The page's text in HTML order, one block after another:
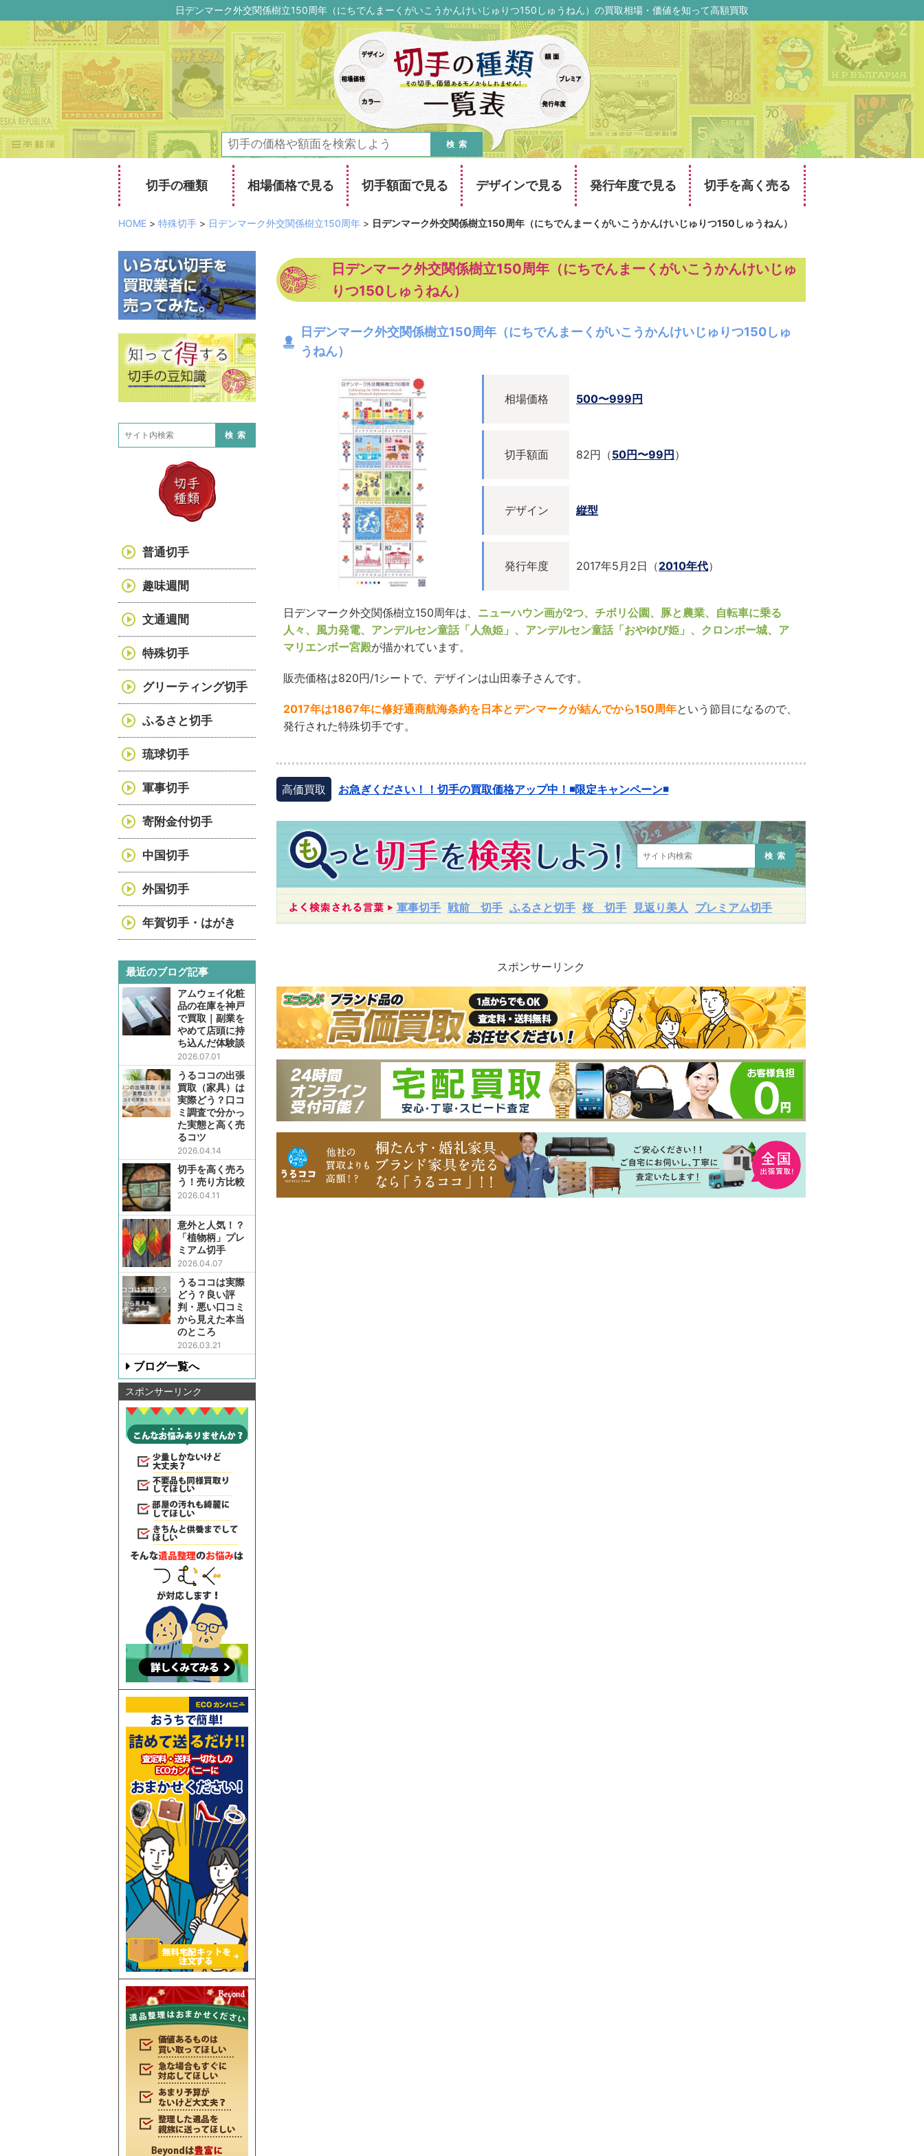
日デンマーク外交関係樹立150周年（にちでんまーくがいこうかんけいじゅりつ150しゅうねん）の買取相場・価値を知って高額買取
検索
切手の種類 相場価格で見る 切手額面で見る デザインで見る 発行年度で見る 切手を高く売る
HOME > 特殊切手 > 日デンマーク外交関係樹立150周年 > 日デンマーク外交関係樹立150周年（にちでんまーくがいこうかんけいじゅりつ150しゅうねん）
日デンマーク外交関係樹立150周年（にちでんまーくがいこうかんけいじゅ
りつ150しゅうねん）
日デンマーク外交関係樹立150周年（にちでんまーくがいこうかんけいじゅりつ150しゅ
うねん）
相場価格 500〜999円
切手額面 82円（50円〜99円 ）
デザイン 縦型
発行年度 2017年5月2日（2010年代）
日デンマーク外交関係樹立150周年は、 ニューハウン画が2つ、チボリ公園、豚と農業、自転車に乗る
人々、風力発電、アンデルセン童話「人魚姫」、アンデルセン童話「おやゆび姫」、クロンボー城、ア
マリエンボー宮殿が描かれています。
販売価格は820円/1シートで、デザインは山田泰子さんです。
2017年は1867年に修好通商航海条約を日本とデンマークが結んでから150周年という節目になるので、
発行された特殊切手です。
高価買取 お急ぎください！！切手の買取価格アップ中！◾️限定キャンペーン◾️
検索
軍事切手 戦前 切手 ふるさと切手 桜 切手 見返り美人 プレミアム切手
スポンサーリンク
検索
普通切手
趣味週間
文通週間
特殊切手
グリーティング切手
ふるさと切手
琉球切手
軍事切手
寄附金付切手
中国切手
外国切手
年賀切手・はがき
最近のブログ記事
アムウェイ化粧
品の在庫を神戸
で買取｜副業を
やめて店頭に持
ち込んだ体験談
2026.07.01
うるココの出張
買取（家具）は
実際どう？口コ
ミ調査で分かっ
た実態と高く売
るコツ
2026.04.14
切手を高く売ろ
う！売り方比較
2026.04.11
意外と人気！？
「植物柄」プレ
ミアム切手
2026.04.07
うるココは実際
どう？良い評
判・悪い口コミ
から見えた本当
のところ
2026.03.21
ブログ一覧へ
スポンサーリンク